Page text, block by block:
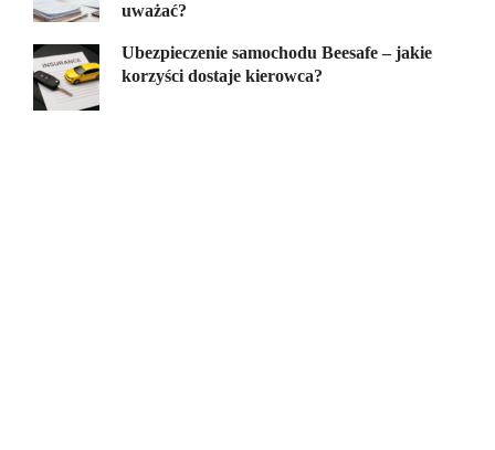
uważać?
Ubezpieczenie samochodu Beesafe – jakie
korzyści dostaje kierowca?